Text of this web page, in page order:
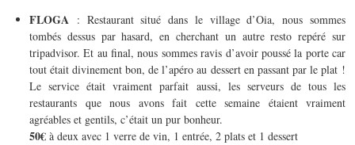
FLOGA : Restaurant situé dans le village d’Oia, nous sommes
tombés dessus par hasard, en cherchant un autre resto repéré sur
tripadvisor. Et au final, nous sommes ravis d’avoir poussé la porte car
tout était divinement bon, de l’apéro au dessert en passant par le plat !
Le service était vraiment parfait aussi, les serveurs de tous les
restaurants que nous avons fait cette semaine étaient vraiment
agréables et gentils, c’était un pur bonheur.
50€ à deux avec 1 verre de vin, 1 entrée, 2 plats et 1 dessert